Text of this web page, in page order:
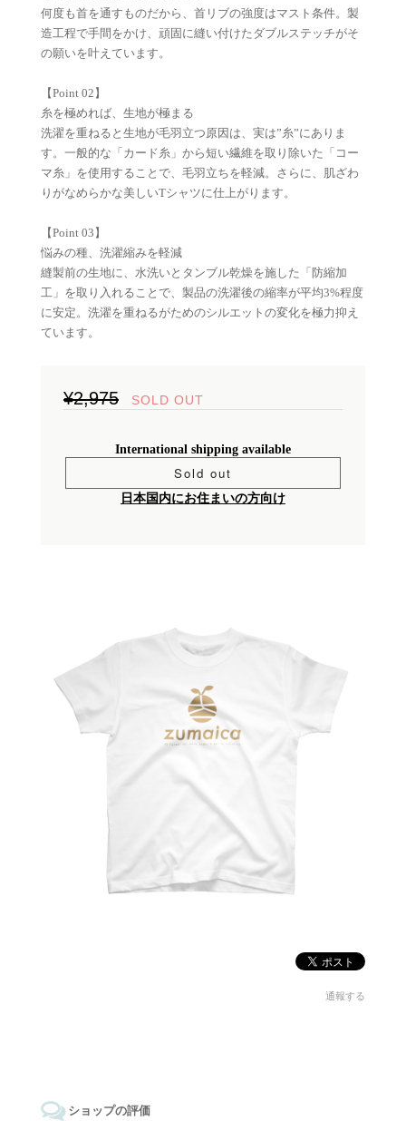
何度も首を通すものだから、首リブの強度はマスト条件。製
造工程で手間をかけ、頑固に縫い付けたダブルステッチがそ
の願いを叶えています。
【Point 02】
糸を極めれば、生地が極まる
洗濯を重ねると生地が毛羽立つ原因は、実は”糸”にありま
す。一般的な「カード糸」から短い繊維を取り除いた「コー
マ糸」を使用することで、毛羽立ちを軽減。さらに、肌ざわ
りがなめらかな美しいTシャツに仕上がります。
【Point 03】
悩みの種、洗濯縮みを軽減
縫製前の生地に、水洗いとタンブル乾燥を施した「防縮加
工」を取り入れることで、製品の洗濯後の縮率が平均3%程度
に安定。洗濯を重ねるがためのシルエットの変化を極力抑え
ています。
¥2,975 SOLD OUT
International shipping available
Sold out
日本国内にお住まいの方向け
通報する
ショップの評価